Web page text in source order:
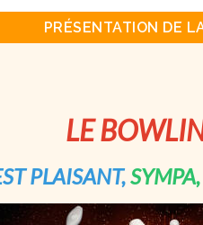
PRÉSENTATION DE
LE
PLAISANT,SYMPA,